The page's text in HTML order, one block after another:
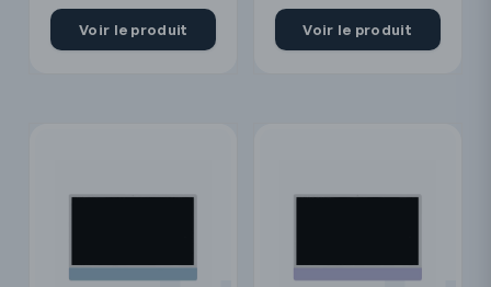
Voir le produit Voir le produit